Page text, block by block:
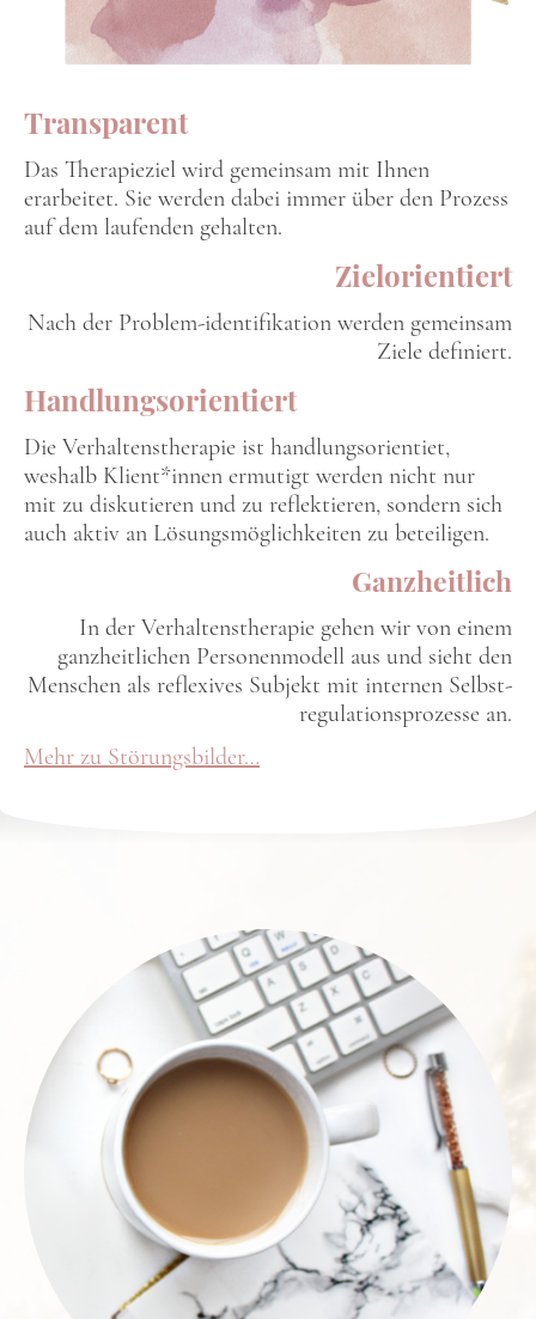
Transparent
Das Therapieziel wird gemeinsam mit Ihnen
erarbeitet. Sie werden dabei immer über den Prozess
auf dem laufenden gehalten.
Zielorientiert
Nach der Problem-identifikation werden gemeinsam
Ziele definiert.
Handlungsorientiert
Die Verhaltenstherapie ist handlungsorientiet,
weshalb Klient*innen ermutigt werden nicht nur
mit zu diskutieren und zu reflektieren, sondern sich
auch aktiv an Lösungsmöglichkeiten zu beteiligen.
Ganzheitlich
In der Verhaltenstherapie gehen wir von einem
ganzheitlichen Personenmodell aus und sieht den
Menschen als reflexives Subjekt mit internen Selbst-
regulationsprozesse an.
Mehr zu Störungsbilder…